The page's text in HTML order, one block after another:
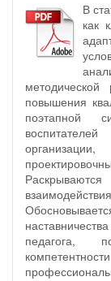
В
как
повышения
поэтапной
педагога,